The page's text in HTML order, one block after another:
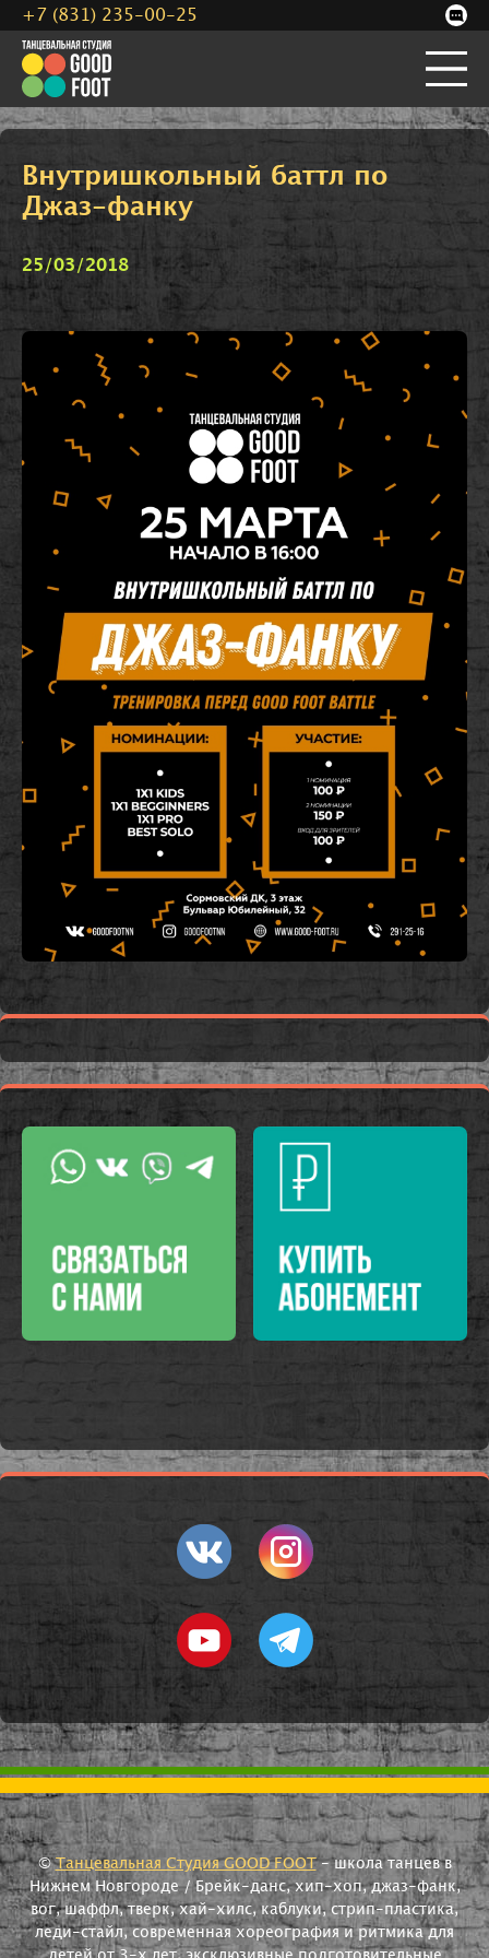
Внутришкольный баттл по
Джаз-фанку
25/03/2018
©Танцевальная Студия GOOD FOOT- школа танцев в
Нижнем Новгороде / Брейк-данс, хип-хоп, джаз-фанк,
вог, шаффл, тверк, хай-хилс, каблуки, стрип-пластика,
леди-стайл, современная хореография и ритмика для
+7 (831) 235-00-25